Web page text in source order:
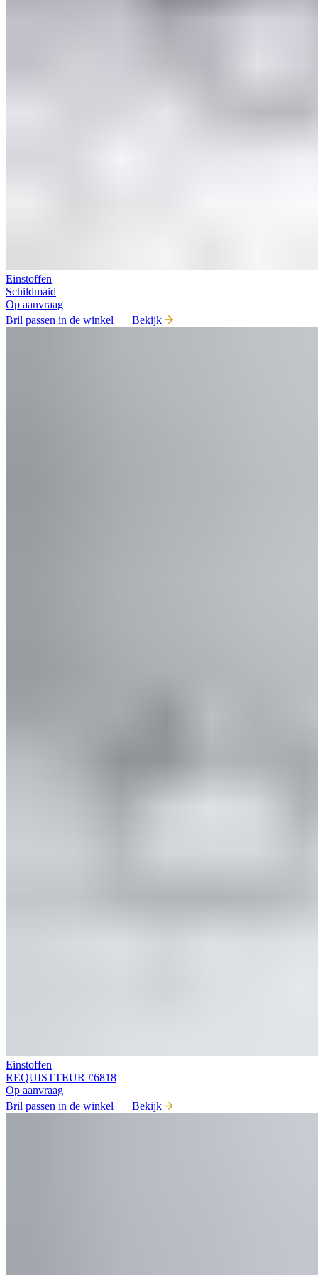
Einstoffen
Schildmaid
Op aanvraag
Bril passen in de winkel
Bekijk
Einstoffen
REQUISTTEUR #6818
Op aanvraag
Bril passen in de winkel
Bekijk